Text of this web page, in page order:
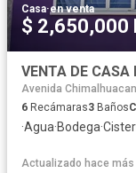
Casa·en venta
$ 2,650,000
VENTA DE CASA
Avenida Chimalhuacan
6 Recámaras3 Baños
·Agua·Bodega·
Actualizado hace más